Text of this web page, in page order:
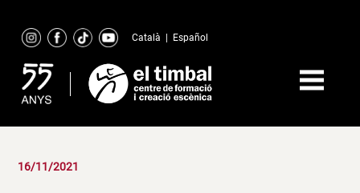
content
Català Español
16/11/2021